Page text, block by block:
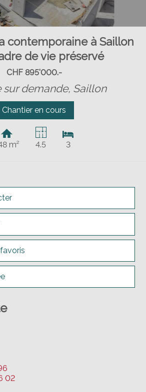
contemporaine à Saillon
de vie préservé
CHF 895'000.-
sur demande, Saillon
Chantier en cours
m² 4.5 3
02